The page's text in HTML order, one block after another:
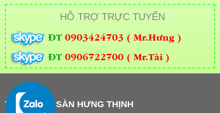
HỖ TRỢ TRỰC TUYẾN
ĐT 0903424703 ( Mr.Hưng )
ĐT 0906722700 ( Mr.Tài )
THẢM TRẢI SÀN HƯNG THỊNH